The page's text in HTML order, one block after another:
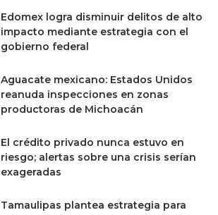
Edomex logra disminuir delitos de alto
impacto mediante estrategia con el
gobierno federal
Aguacate mexicano: Estados Unidos
reanuda inspecciones en zonas
productoras de Michoacán
El crédito privado nunca estuvo en
riesgo; alertas sobre una crisis serían
exageradas
Tamaulipas plantea estrategia para